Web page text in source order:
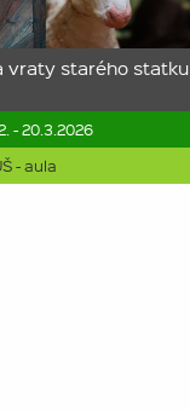
vraty starého statku
- 20.3.2026
- aula